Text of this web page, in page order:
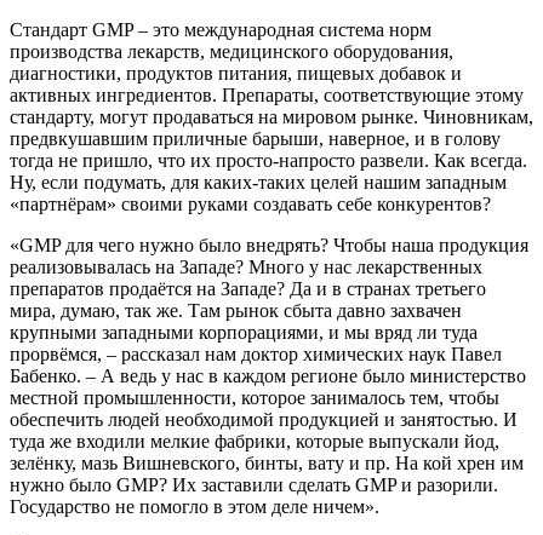
Стандарт GMP – это международная система норм
производства лекарств, медицинского оборудования,
диагностики, продуктов питания, пищевых добавок и
активных ингредиентов. Препараты, соответствующие этому
стандарту, могут продаваться на мировом рынке. Чиновникам,
предвкушавшим приличные барыши, наверное, и в голову
тогда не пришло, что их просто-напросто развели. Как всегда.
Ну, если подумать, для каких-таких целей нашим западным
«партнёрам» своими руками создавать себе конкурентов?
«GMP для чего нужно было внедрять? Чтобы наша продукция
реализовывалась на Западе? Много у нас лекарственных
препаратов продаётся на Западе? Да и в странах третьего
мира, думаю, так же. Там рынок сбыта давно захвачен
крупными западными корпорациями, и мы вряд ли туда
прорвёмся, – рассказал нам доктор химических наук Павел
Бабенко. – А ведь у нас в каждом регионе было министерство
местной промышленности, которое занималось тем, чтобы
обеспечить людей необходимой продукцией и занятостью. И
туда же входили мелкие фабрики, которые выпускали йод,
зелёнку, мазь Вишневского, бинты, вату и пр. На кой хрен им
нужно было GMP? Их заставили сделать GMP и разорили.
Государство не помогло в этом деле ничем».